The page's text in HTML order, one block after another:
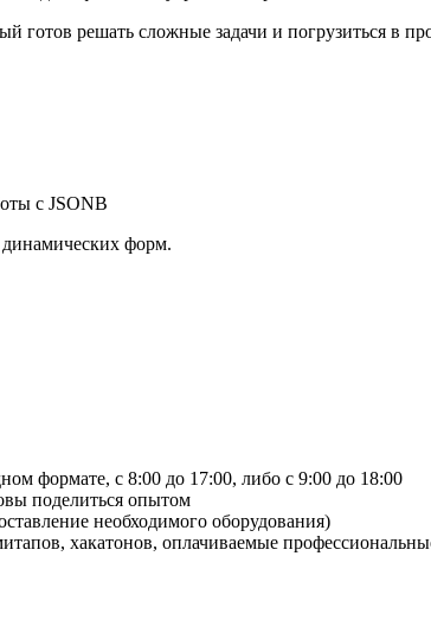
решать сложные задачи и погрузиться в
с JSONB
форм.
формате, с 8:00 до 17:00, либо с 9:00 до 18:00
поделиться опытом
необходимого оборудования)
хакатонов, оплачиваемые